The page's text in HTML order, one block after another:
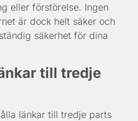
eller förstörelse. Ingen
är dock helt säker och
säkerhet för dina
till tredje
länkar till tredje parts